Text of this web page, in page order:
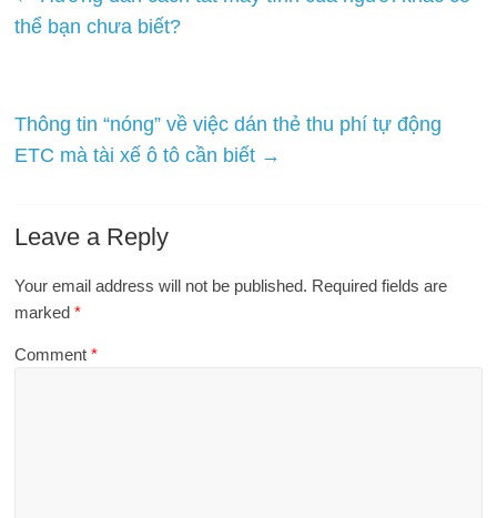
thể bạn chưa biết?
Thông tin “nóng” về việc dán thẻ thu phí tự động
ETC mà tài xế ô tô cần biết →
Leave a Reply
Your email address will not be published. Required fields are
marked*
Comment*